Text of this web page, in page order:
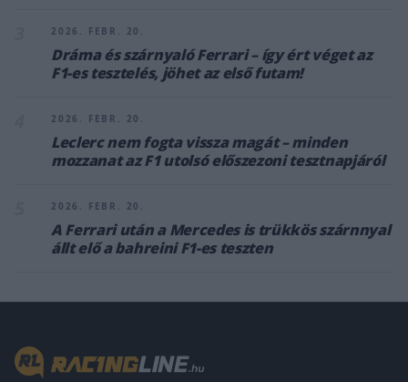
2026. FEBR. 20.
Dráma és szárnyaló Ferrari – így ért véget az
F1-es tesztelés, jöhet az első futam!
2026. FEBR. 20.
Leclerc nem fogta vissza magát – minden
mozzanat az F1 utolsó előszezoni tesztnapjáról
2026. FEBR. 20.
A Ferrari után a Mercedes is trükkös szárnnyal
állt elő a bahreini F1-es teszten